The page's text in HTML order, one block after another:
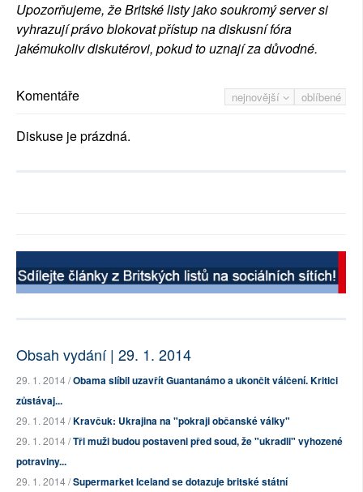
Upozorňujeme, že Britské listy jako soukromý server si
vyhrazují právo blokovat přístup na diskusní fóra
jakémukoliv diskutérovi, pokud to uznají za důvodné.
nejnovější oblíbené
Komentáře
Diskuse je prázdná.
Obsah vydání | 29. 1. 2014
29. 1. 2014 /Obama slíbil uzavřít Guantanámo a ukončit válčení. Kritici
zůstávaj...
29. 1. 2014 /Kravčuk: Ukrajina na "pokraji občanské války"
29. 1. 2014 /Tři muži budou postaveni před soud, že "ukradli" vyhozené
potraviny...
29. 1. 2014 /Supermarket Iceland se dotazuje britské státní